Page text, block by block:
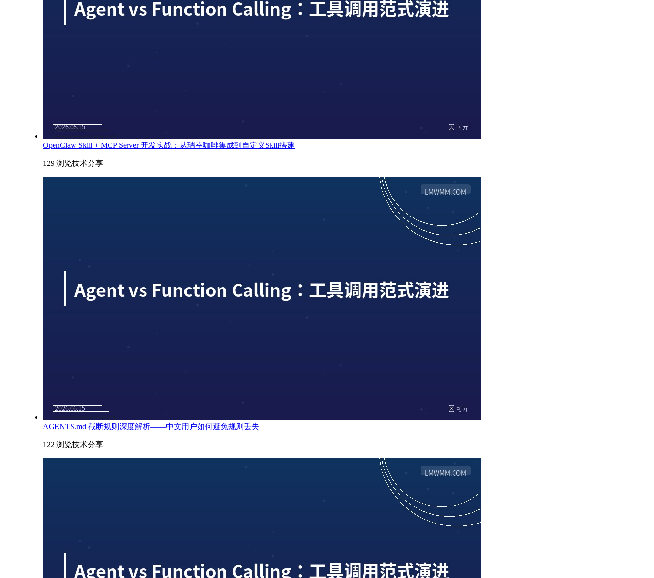
OpenClaw Skill + MCP Server 开发实战：从瑞幸咖啡集成到自定义Skill搭建
129 浏览技术分享
AGENTS.md 截断规则深度解析——中文用户如何避免规则丢失
122 浏览技术分享